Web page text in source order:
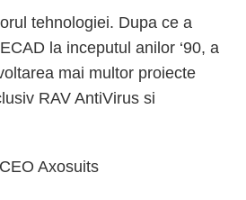
tehnologiei. Dupa ce a
la inceputul anilor ‘90, a
mai multor proiecte
RAV AntiVirus si
Axosuits